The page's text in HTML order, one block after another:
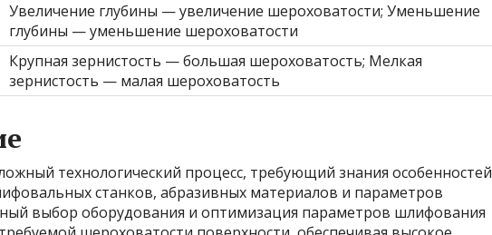
Увеличение глубины — увеличение шероховатости; Уменьшение
глубины — уменьшение шероховатости
Крупная зернистость — большая шероховатость; Мелкая
зернистость — малая шероховатость
технологический процесс, требующий знания особенностей
станков, абразивных материалов и параметров
выбор оборудования и оптимизация параметров шлифования